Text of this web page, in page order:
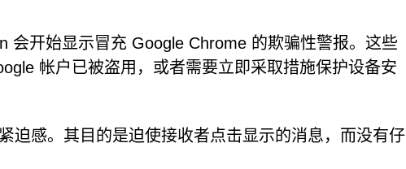
会开始显示冒充 Google Chrome 的欺骗性警报。这些
帐户已被盗用，或者需要立即采取措施保护设备安
迫感。其目的是迫使接收者点击显示的消息，而没有仔